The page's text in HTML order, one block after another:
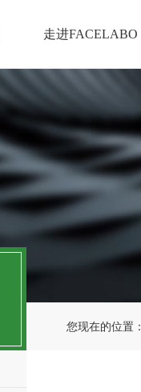
您现在的位置：
走进FACELABO